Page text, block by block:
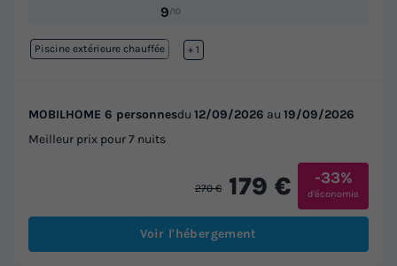
9/10
Piscine extérieure chauffée Lac
+ 1
MOBILHOME 6 personnesdu 12/09/2026 au 19/09/2026
Meilleur prix pour 7 nuits
270 € 179 € -33%
d'économie
Voir l'hébergement